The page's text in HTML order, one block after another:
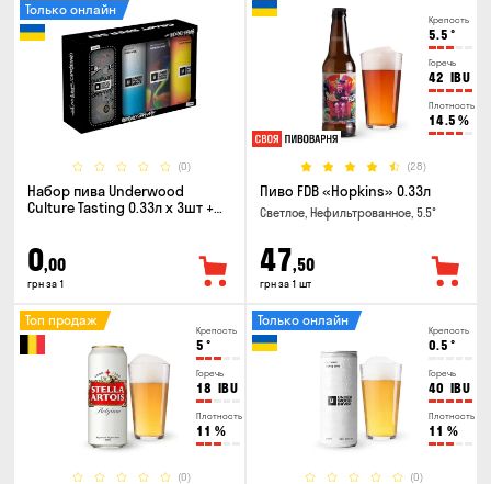
(0)
Только онлайн
Набор пива Underwood
Culture Tasting 0.33л x 3шт +
0,00
грн за 1
Крепость
5.5 °
Горечь
42 IBU
Плотность
14.5 %
(28)
Пиво FDB «Hopkins» 0.33л
Светлое, Нефильтрованное, 5.5°
47,50
грн за 1 шт
Крепость
5 °
Горечь
18 IBU
Плотность
11 %
(0)
Топ продаж
Крепость
0.5 °
Горечь
40 IBU
Плотность
11 %
(0)
Только онлайн